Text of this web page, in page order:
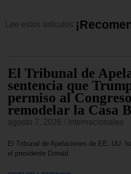
Lee estos artículos ¡Recome
El Tribunal de
sentencia que
permiso al
remodelar la Casa
agosto 7, 2026 Internacionales
El Tribunal de Apelaciones de EE. UU.
el presidente Donald